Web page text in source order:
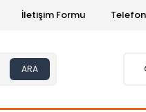
İletişim Formu
ARA